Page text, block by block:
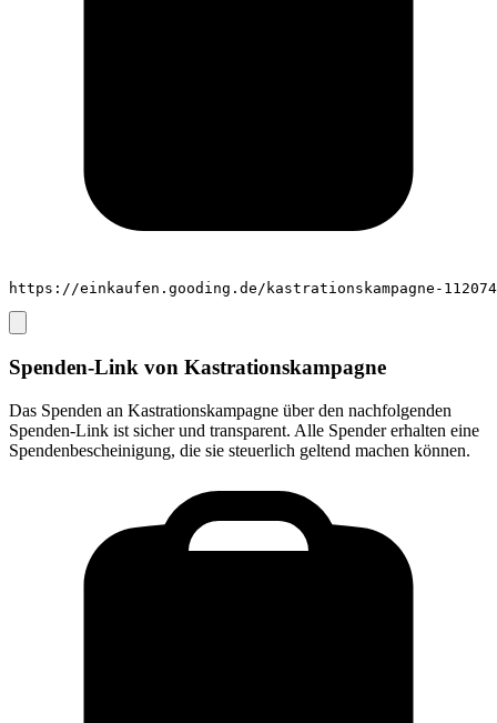
https://einkaufen.gooding.de/kastrationskampagne-112074
Spenden-Link von Kastrationskampagne
Das Spenden an Kastrationskampagne über den nachfolgenden
Spenden-Link ist sicher und transparent. Alle Spender erhalten eine
Spendenbescheinigung, die sie steuerlich geltend machen können.